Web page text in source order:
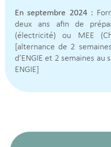
En septembre 2024 :
deux ans afin de
(électricité) ou MEE
[alternance de 2
d’ENGIE et 2 semaines
ENGIE]